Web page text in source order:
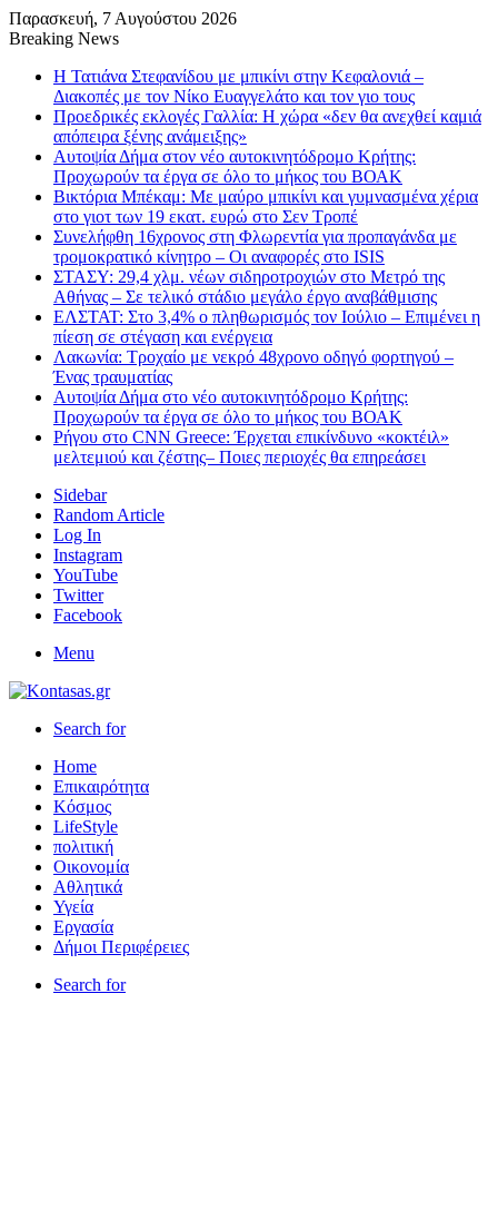
Παρασκευή, 7 Αυγούστου 2026
Breaking News
Η Τατιάνα Στεφανίδου με μπικίνι στην Κεφαλονιά –
Διακοπές με τον Νίκο Ευαγγελάτο και τον γιο τους
Προεδρικές εκλογές Γαλλία: Η χώρα «δεν θα ανεχθεί καμιά
απόπειρα ξένης ανάμειξης»
Αυτοψία Δήμα στον νέο αυτοκινητόδρομο Κρήτης:
Προχωρούν τα έργα σε όλο το μήκος του ΒΟΑΚ
Βικτόρια Μπέκαμ: Με μαύρο μπικίνι και γυμνασμένα χέρια
στο γιοτ των 19 εκατ. ευρώ στο Σεν Τροπέ
Συνελήφθη 16χρονος στη Φλωρεντία για προπαγάνδα με
τρομοκρατικό κίνητρο – Οι αναφορές στο ISIS
ΣΤΑΣΥ: 29,4 χλμ. νέων σιδηροτροχιών στο Μετρό της
Αθήνας – Σε τελικό στάδιο μεγάλο έργο αναβάθμισης
ΕΛΣΤΑΤ: Στο 3,4% ο πληθωρισμός τον Ιούλιο – Επιμένει η
πίεση σε στέγαση και ενέργεια
Λακωνία: Τροχαίο με νεκρό 48χρονο οδηγό φορτηγού –
Ένας τραυματίας
Αυτοψία Δήμα στο νέο αυτοκινητόδρομο Κρήτης:
Προχωρούν τα έργα σε όλο το μήκος του ΒΟΑΚ
Ρήγου στο CNN Greece: Έρχεται επικίνδυνο «κοκτέιλ»
μελτεμιού και ζέστης– Ποιες περιοχές θα επηρεάσει
Sidebar
Random Article
Log In
Instagram
YouTube
Twitter
Facebook
Menu
Search for
Home
Επικαιρότητα
Κόσμος
LifeStyle
πολιτική
Οικονομία
Αθλητικά
Υγεία
Εργασία
Δήμοι Περιφέρειες
Search for